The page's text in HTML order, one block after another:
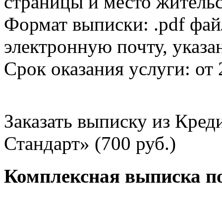
Формат выписки: .pdf
электронную почту,
Срок оказания услуги: от
Заказать выписку из
Стандарт» (700 руб.)
Комплексная выписка